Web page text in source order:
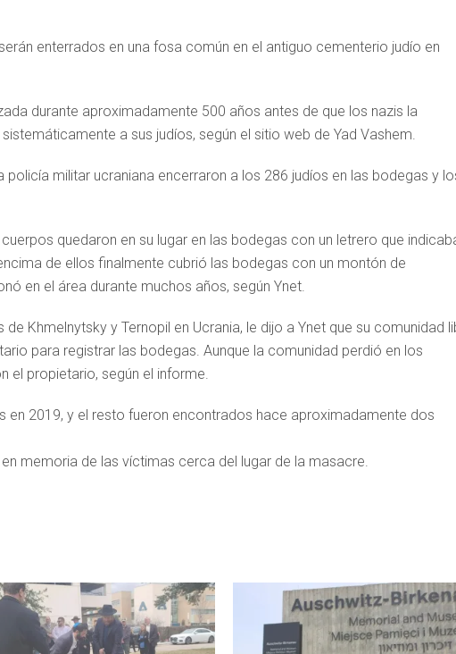
enterrados en una fosa común en el antiguo cementerio judío en
durante aproximadamente 500 años antes de que los nazis la
a sus judíos, según el sitio web de Yad Vashem.
policía militar ucraniana encerraron a los 286 judíos en las bodegas y
quedaron en su lugar en las bodegas con un letrero que
de ellos finalmente cubrió las bodegas con un montón de
en el área durante muchos años, según Ynet.
Khmelnytsky y Ternopil en Ucrania, le dijo a Ynet que su comunidad
para registrar las bodegas. Aunque la comunidad perdió en los
el propietario, según el informe.
en 2019, y el resto fueron encontrados hace aproximadamente dos
memoria de las víctimas cerca del lugar de la masacre.